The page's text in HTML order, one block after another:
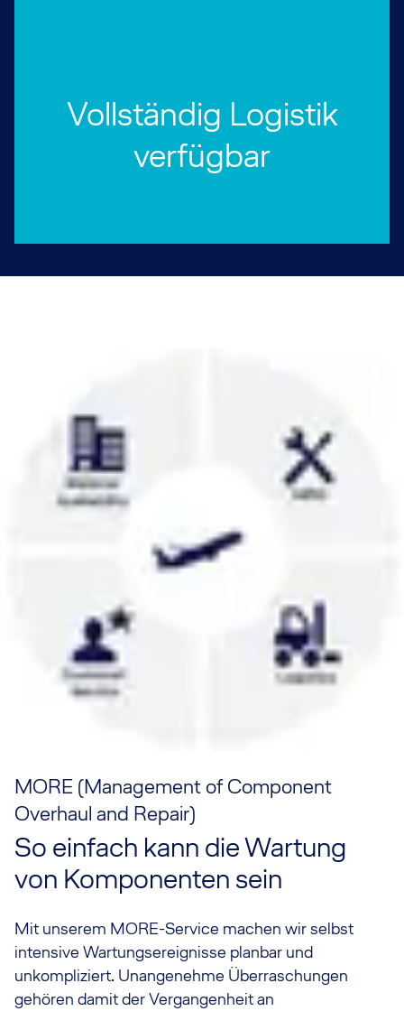
Vollständig Logistik
verfügbar
MORE (Management of Component
Overhaul and Repair)
So einfach kann die Wartung
von Komponenten sein
Mit unserem MORE-Service machen wir selbst
intensive Wartungsereignisse planbar und
unkompliziert. Unangenehme Überraschungen
gehören damit der Vergangenheit an